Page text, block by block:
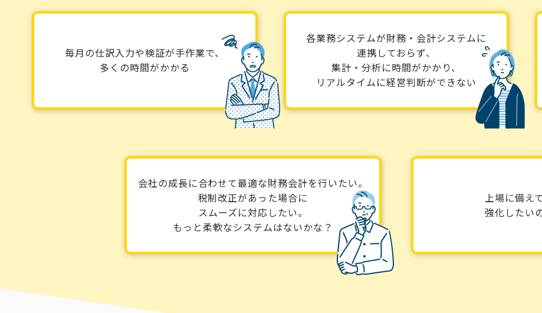
毎月の仕訳入力や検証が手作業で、
多くの時間がかかる
各業務システムが財務・会計システムに
連携しておらず、
集計・分析に時間がかかり、
リアルタイムに経営判断ができない
会社の成長に合わせて最適な財務会計を行いたい。
税制改正があった場合に
スムーズに対応したい。
もっと柔軟なシステムはないかな？
上場に備え
強化したい